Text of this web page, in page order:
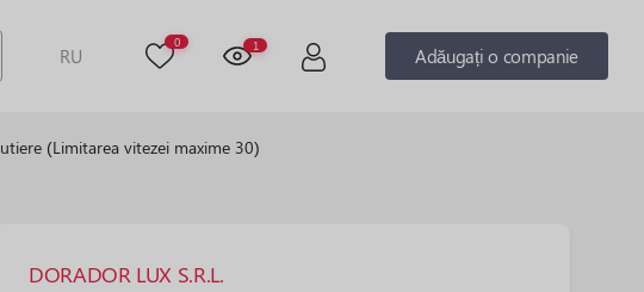
RU
0 1 Adăugați o companie
(Limitarea vitezei maxime 30)
DORADOR LUX S.R.L.